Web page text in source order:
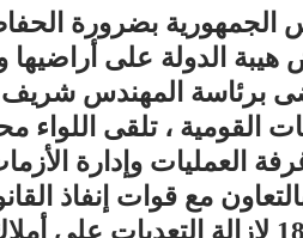
الجمهورية بضرورة
هيبة الدولة على أراضيها
برئاسة المهندس
القومية ، تلقى اللواء
العمليات وإدارة
مع قوات إنفاذ